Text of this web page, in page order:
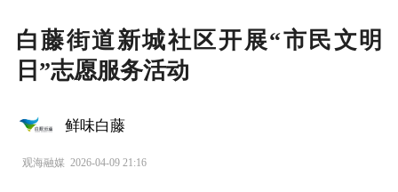
白藤街道新城社区开展“市民文明
日”志愿服务活动
鲜味白藤
观海融媒 2026-04-09 21:16